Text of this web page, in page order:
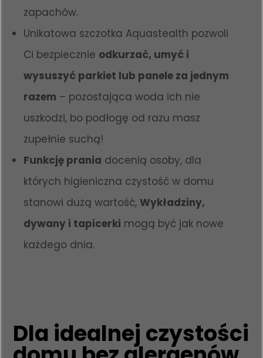
zapachów.
Unikatowa szczotka Aquastealth pozwoli
Ci bezpiecznie odkurzać, umyć i
wysuszyć parkiet lub panele za jednym
razem – pozostająca woda ich nie
uszkodzi, bo podłogę od razu masz
zupełnie suchą!
Funkcję prania docenią osoby, dla
których higieniczna czystość w domu
stanowi dużą wartość, Wykładziny,
dywany i tapicerki mogą być jak nowe
każdego dnia.
Dla idealnej czystości